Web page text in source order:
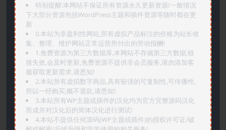
特别提醒:本网站不保证所有资源永久更新资源!一般情况
下大部分资源包括WordPress主题和插件资源等随时都在更
新
0.本站为非盈利性网站,所有虚拟产品标注的价格为站长收
集、整理、维护网站正常运营所付出的劳动报酬!
1.免费资源为第三方数据库,本网站不存储第三方数据,链
接失效,会及时更新,免费资源不提供非会员服务,请勿添加客
服获取更新需求,请悉知!
2.本站所有虚拟数字商品,具有较强的可复制性,可传播性,
所以一经购买,概不退款,请悉知!
3.本站所有WP主题或插件的汉化均为官方完整源码汉化
而成并对汉化后的简体汉化进行测试!
4.本站不提供任何源码(WP主题或插件)的授权许可证/破